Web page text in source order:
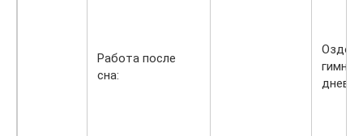
Работа после
сна: